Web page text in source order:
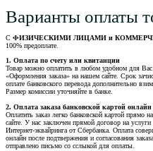
Варианты оплаты
С ФИЗИЧЕСКИМИ ЛИЦАМИ и
100% предоплате.
1. Оплата по счету или квитанции
Товар можно оплатить в любом удобном для Вас
«Оформления заказа» на нашем сайте. Срок
оплате банковского перевода дополнительно
Размер комиссии уточняйте в банке.
2. Оплата заказа банковской картой онлайн
Оплатить заказ легко банковской картой прямо
сайте. У нас заключен прямой договор на услуги
Интернет-эквайринга от Сбербанка. Оплата
онлайн после подтвержения и согласования
отправлено письмо со сслыкой для оплаты.